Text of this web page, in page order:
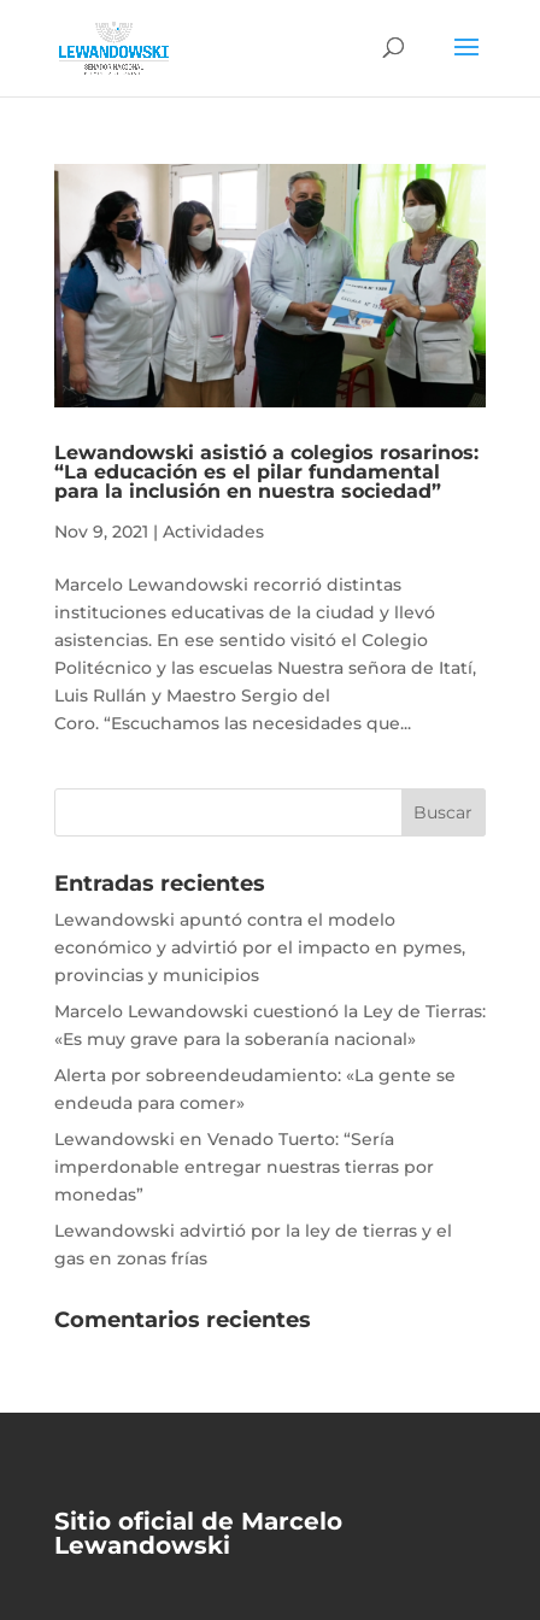
Lewandowski asistió a colegios rosarinos:
“La educación es el pilar fundamental
para la inclusión en nuestra sociedad”
Nov 9, 2021 | Actividades
Marcelo Lewandowski recorrió distintas
instituciones educativas de la ciudad y llevó
asistencias. En ese sentido visitó el Colegio
Politécnico y las escuelas Nuestra señora de Itatí,
Luis Rullán y Maestro Sergio del
Coro. “Escuchamos las necesidades que...
Entradas recientes
Lewandowski apuntó contra el modelo
económico y advirtió por el impacto en pymes,
provincias y municipios
Marcelo Lewandowski cuestionó la Ley de Tierras:
«Es muy grave para la soberanía nacional»
Alerta por sobreendeudamiento: «La gente se
endeuda para comer»
Lewandowski en Venado Tuerto: “Sería
imperdonable entregar nuestras tierras por
monedas”
Lewandowski advirtió por la ley de tierras y el
gas en zonas frías
Comentarios recientes
Sitio oficial de Marcelo
Lewandowski